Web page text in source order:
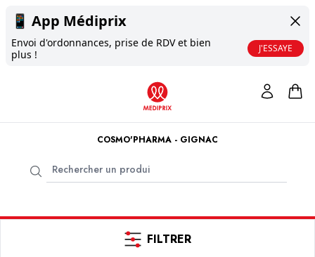
📱 App Médiprix
Envoi d'ordonnances, prise de RDV et bien
plus !
J'ESSAYE
COSMO'PHARMA - GIGNAC
FILTRER